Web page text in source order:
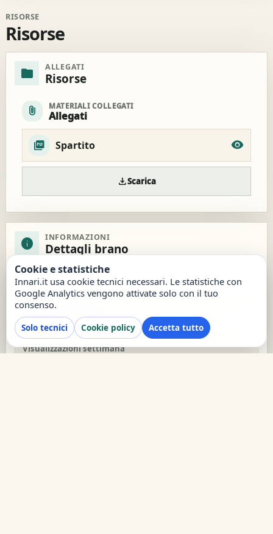
RISORSE
Risorse
folder ALLEGATI
Risorse
attach_file MATERIALI COLLEGATI
Allegati
Spartito
downloadScarica
info INFORMAZIONI
Dettagli brano
Autore
Tim Hughes
71
Visualizzazioni settimana
Cookie e statistiche
Innari.it usa cookie tecnici necessari. Le statistiche con
Google Analytics vengono attivate solo con il tuo
consenso.
Solo tecnici Cookie policy Accetta tutto